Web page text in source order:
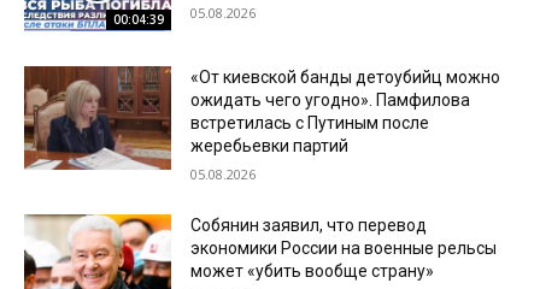
00:04:39 05.08.2026
«От киевской банды детоубийц можно
ожидать чего угодно». Памфилова
встретилась с Путиным после
жеребьевки партий
05.08.2026
Собянин заявил, что перевод
экономики России на военные рельсы
может «убить вообще страну»